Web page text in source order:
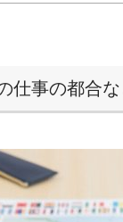
仕事の都合